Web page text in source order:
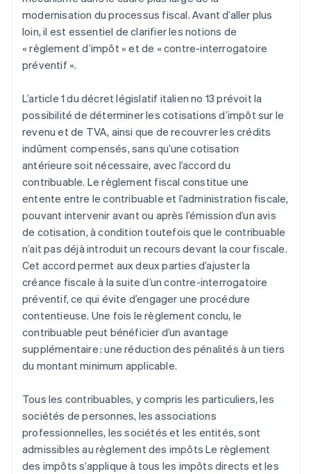
modernisation du processus fiscal. Avant d’aller plus
loin, il est essentiel de clarifier les notions de
« règlement d’impôt » et de « contre-interrogatoire
préventif ».
L’article 1 du décret législatif italien no 13 prévoit la
possibilité de déterminer les cotisations d’impôt sur le
revenu et de TVA, ainsi que de recouvrer les crédits
indûment compensés, sans qu’une cotisation
antérieure soit nécessaire, avec l’accord du
contribuable. Le règlement fiscal constitue une
entente entre le contribuable et l’administration fiscale,
pouvant intervenir avant ou après l’émission d’un avis
de cotisation, à condition toutefois que le contribuable
n’ait pas déjà introduit un recours devant la cour fiscale.
Cet accord permet aux deux parties d’ajuster la
créance fiscale à la suite d’un contre-interrogatoire
préventif, ce qui évite d’engager une procédure
contentieuse. Une fois le règlement conclu, le
contribuable peut bénéficier d’un avantage
supplémentaire : une réduction des pénalités à un tiers
du montant minimum applicable.
Tous les contribuables, y compris les particuliers, les
sociétés de personnes, les associations
professionnelles, les sociétés et les entités, sont
admissibles au règlement des impôts Le règlement
des impôts s’applique à tous les impôts directs et les